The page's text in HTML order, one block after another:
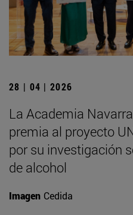
28 | 04 | 2026
La Academia
premia al proyecto
por su investigación
de alcohol
Imagen Cedida